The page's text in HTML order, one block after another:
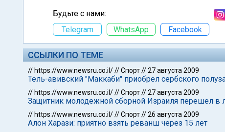
Будьте с нами:
Telegram
WhatsApp Facebook
ССЫЛКИ ПО ТЕМЕ
// https://www.newsru.co.il///Спорт//27 августа 2009
Тель-авивский "Маккаби" приобрел сербского
// https://www.newsru.co.il///Спорт//27 августа 2009
Защитник молодежной сборной Израиля перешел в
// https://www.newsru.co.il///Спорт//26 августа 2009
Алон Харази: приятно взять реванш через 15 лет